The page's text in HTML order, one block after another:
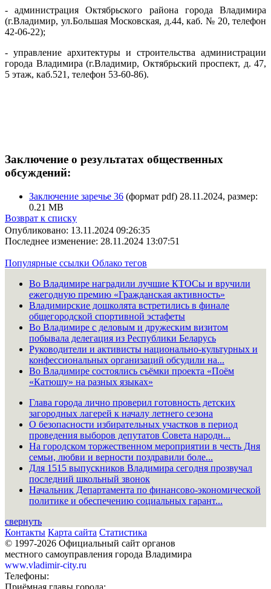
- администрация Октябрьского района города Владимира
(г.Владимир, ул.Большая Московская, д.44, каб. № 20, телефон
42-06-22);
- управление архитектуры и строительства администрации
города Владимира (г.Владимир, Октябрьский проспект, д. 47,
5 этаж, каб.521, телефон 53-60-86).
Заключение о результатах общественных
обсуждений:
Заключение заречье 36 (формат pdf) 28.11.2024, размер:
0.21 MB
Возврат к списку
Опубликовано: 13.11.2024 09:26:35
Последнее изменение: 28.11.2024 13:07:51
Популярные ссылки Облако тегов
Во Владимире наградили лучшие КТОСы и вручили
ежегодную премию «Гражданская активность»
Владимирские дошколята встретились в финале
общегородской спортивной эстафеты
Во Владимире с деловым и дружеским визитом
побывала делегация из Республики Беларусь
Руководители и активисты национально-культурных и
конфессиональных организаций обсудили на...
Во Владимире состоялись съёмки проекта «Поём
«Катюшу» на разных языках»
Глава города лично проверил готовность детских
загородных лагерей к началу летнего сезона
О безопасности избирательных участков в период
проведения выборов депутатов Совета народн...
На городском торжественном мероприятии в честь Дня
семьи, любви и верности поздравили боле...
Для 1515 выпускников Владимира сегодня прозвучал
последний школьный звонок
Начальник Департамента по финансово-экономической
политике и обеспечению социальных гарант...
свернуть
Контакты Карта сайта Статистика
© 1997-2026 Официальный сайт органов
местного самоуправления города Владимира
www.vladimir-city.ru
Телефоны:
Приёмная главы города: